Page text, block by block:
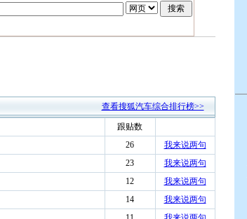
查看搜狐汽车综合排行榜>>
跟贴数
26
我来说两句
23
我来说两句
12
我来说两句
14
我来说两句